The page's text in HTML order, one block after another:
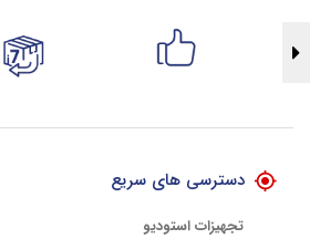
دسترسی های سریع
تجهیزات استودیو